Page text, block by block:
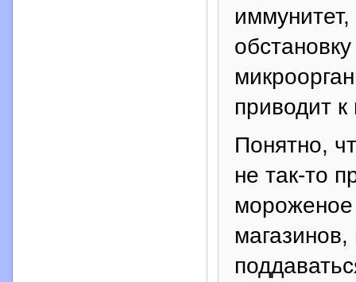
приводит
Понятно,
не так-то
мороженое